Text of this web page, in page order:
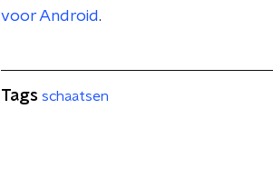
voor Android.
Tags schaatsen